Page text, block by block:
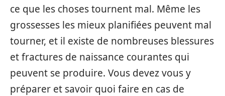
ce que les choses tournent mal. Même les
grossesses les mieux planifiées peuvent mal
tourner, et il existe de nombreuses blessures
et fractures de naissance courantes qui
peuvent se produire. Vous devez vous y
préparer et savoir quoi faire en cas de